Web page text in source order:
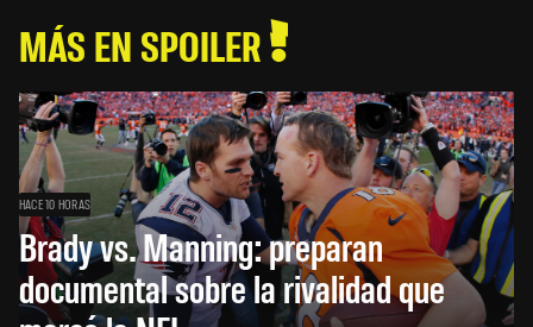
MÁS EN SPOILER
HACE 10 HORAS
Brady vs. Manning: preparan
documental sobre la rivalidad que